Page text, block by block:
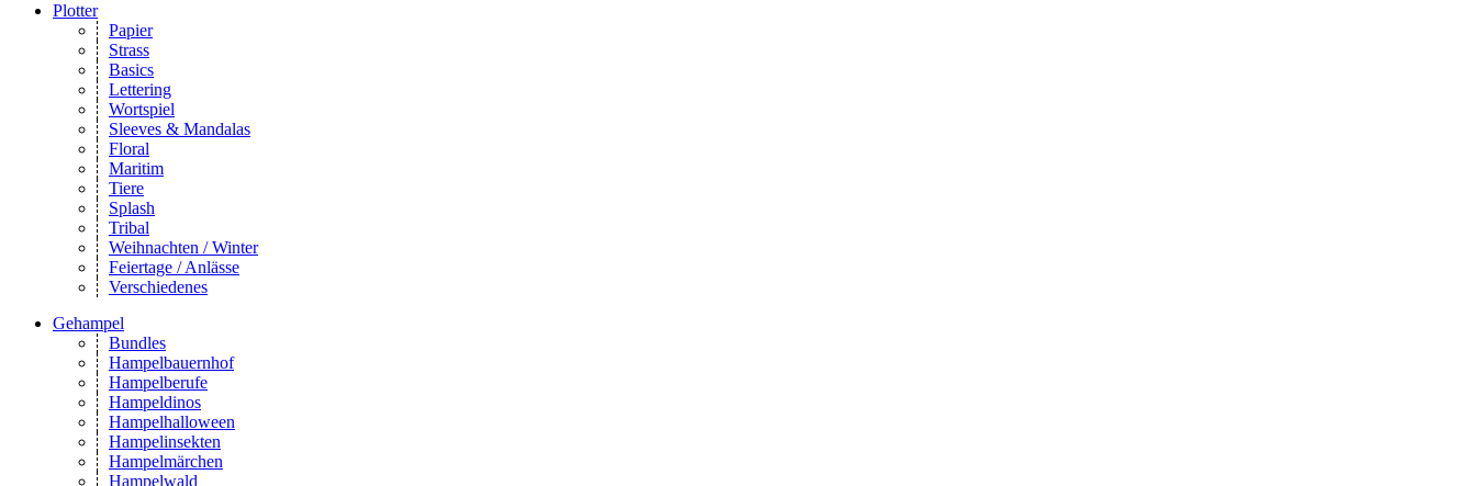
Plotter
Papier
Strass
Basics
Lettering
Wortspiel
Sleeves & Mandalas
Floral
Maritim
Tiere
Splash
Tribal
Weihnachten / Winter
Feiertage / Anlässe
Verschiedenes
Gehampel
Bundles
Hampelbauernhof
Hampelberufe
Hampeldinos
Hampelhalloween
Hampelinsekten
Hampelmärchen
Hampelwald